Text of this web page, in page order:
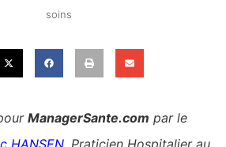
soins
ManagerSante.com par le
HANSEN, Praticien Hospitalier au